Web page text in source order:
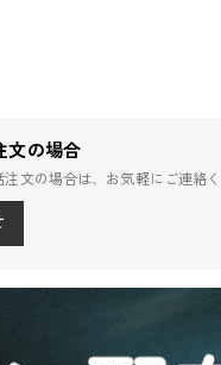
文の場合
文の場合は、お気軽にご連絡く
ログイン
注文プログラム